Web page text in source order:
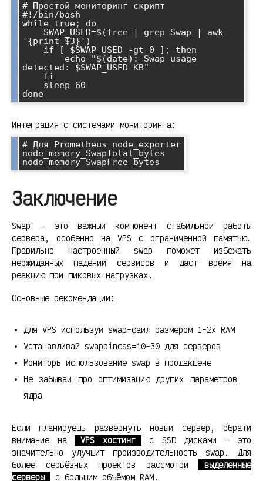
# Простой мониторинг скрипт
#!/bin/bash
while true; do
'{print $3}')
detected: $SWAP_USED KB"
done
Интеграция с системами мониторинга:
# Для Prometheus node_exporter
node_memory_SwapTotal_bytes
node_memory_SwapFree_bytes
Заключение
Swap — это важный компонент стабильной работы
сервера, особенно на VPS с ограниченной памятью.
Правильно настроенный swap поможет избежать
неожиданных падений сервисов и даст время на
реакцию при пиковых нагрузках.
Основные рекомендации:
Для VPS используй swap-файл размером 1-2x RAM
Устанавливай swappiness=10-30 для серверов
Мониторь использование swap в продакшене
Не забывай про оптимизацию других параметров
ядра
Если планируешь развернуть новый сервер, обрати
внимание на
VPS хостинг
с SSD дисками — это
значительно улучшит производительность swap. Для
более серьёзных проектов рассмотри
выделенные
серверы
с большим объёмом RAM.